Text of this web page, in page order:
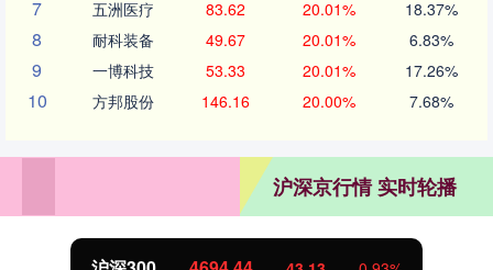
7 五洲医疗 83.62 20.01% 18.37%
8 耐科装备 49.67 20.01% 6.83%
9 一博科技 53.33 20.01% 17.26%
10 方邦股份 146.16 20.00% 7.68%
沪深京行情 实时轮播